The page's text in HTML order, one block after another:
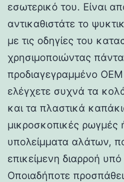
εσωτερικό του. Είναι
αντικαθιστάτε το
με τις οδηγίες του
χρησιμοποιώντας
προδιαγεγραμμένο
ελέγχετε συχνά τα
και τα πλαστικά
μικροσκοπικές ρωγμές
υπολείμματα αλάτων,
επικείμενη διαρροή υπό
Οποιαδήποτε